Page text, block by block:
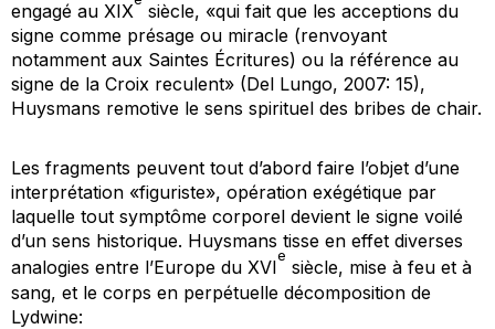
engagé au XIX
siècle, «qui fait que les acceptions du
signe comme présage ou miracle (renvoyant
notamment aux Saintes Écritures) ou la référence au
signe de la Croix reculent» (Del Lungo, 2007: 15),
Huysmans remotive le sens spirituel des bribes de chair.
Les fragments peuvent tout d’abord faire l’objet d’une
interprétation «figuriste», opération exégétique par
laquelle tout symptôme corporel devient le signe voilé
d’un sens historique. Huysmans tisse en effet diverses
analogies entre l’Europe du XVI
e
siècle, mise à feu et à
sang, et le corps en perpétuelle décomposition de
Lydwine: